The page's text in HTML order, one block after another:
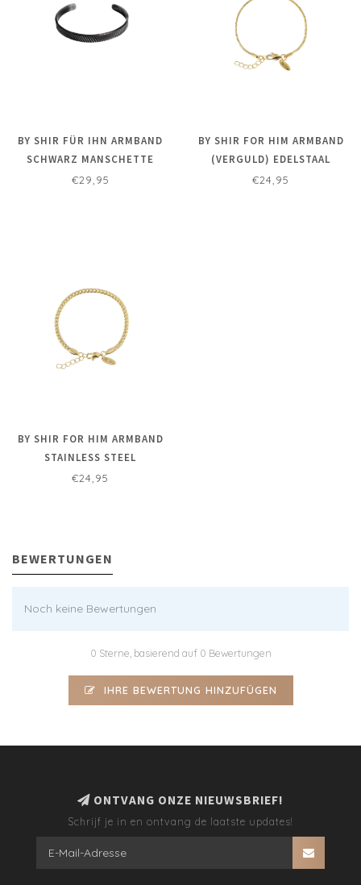
BY SHIR FÜR IHN ARMBAND
SCHWARZ MANSCHETTE
€29,95
BY SHIR FOR HIM ARMBAND
(VERGULD) EDELSTAAL
VERSTELBAAR 1,5MM
€24,95
BY SHIR FOR HIM ARMBAND
STAINLESS STEEL
VERSTELBAAR 3MM
€24,95
BEWERTUNGEN
Noch keine Bewertungen
0 Sterne, basierend auf 0 Bewertungen
IHRE BEWERTUNG HINZUFÜGEN
ONTVANG ONZE NIEUWSBRIEF!
Schrijf je in en ontvang de laatste updates!